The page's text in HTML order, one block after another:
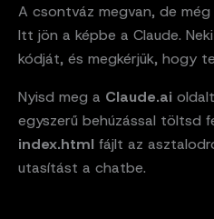
A csontváz megvan, de
Itt jön a képbe a Claude.
kódját, és megkérjük, hogy
Nyisd meg a Claude.ai
egyszerű behúzással töltsd
index.html fájlt az
utasítást a chatbe.